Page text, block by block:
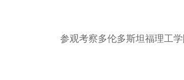
参观考察多伦多斯坦福理工